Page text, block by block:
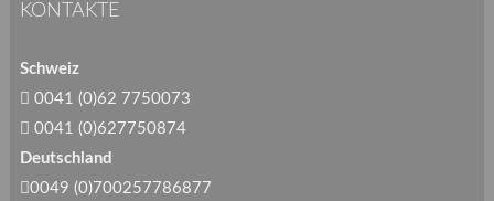
KONTAKTE
Schweiz
0041 (0)62 7750073
0041 (0)627750874
Deutschland
0049 (0)700257786877